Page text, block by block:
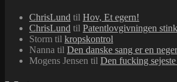
ChrisLund til Hov, Et egern!
ChrisLund til Patentlovgivningen
Storm til kropskontrol
Nanna til Den danske sang er en
Mogens Jensen til Den fucking